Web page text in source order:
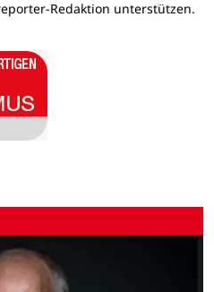
Redaktion unterstützen.